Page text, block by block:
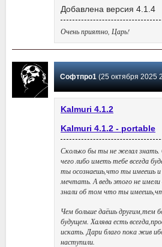
Добавлена версия 4.1.4
Очень приятно, Царь!
Софтпро1(25 октября 2025 21:33)
Kalmuri 4.1.2
Kalmuri 4.1.2 - portable
Сколько бы ты не желал
чего либо иметь тебе всегда
ты осознаешь,что ты имеешь и
мечтать. А ведь этого не
знали об том что ты
Чем больше даёшь другим,тем
будущем. Халява есть
искать. Дари благо пока жив
наступили.